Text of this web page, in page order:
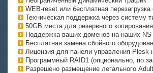
WEB-reset или бесплатная
Техническая поддержка через систему
50GB места для резервного
Поддержка ваших доменов на наших NS
Бесплатная замена сбойного
Лицензия для панели управления Plesk
Программный RAID1 (опционально, по
Разрешено размещение легального